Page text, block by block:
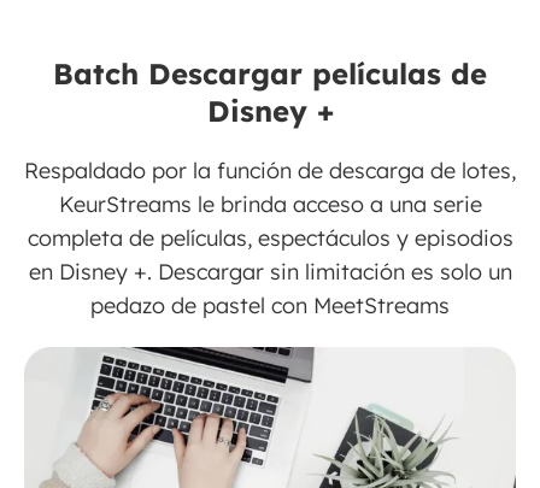
Batch Descargar películas de
Disney +
Respaldado por la función de descarga de lotes,
KeurStreams le brinda acceso a una serie
completa de películas, espectáculos y episodios
en Disney +. Descargar sin limitación es solo un
pedazo de pastel con MeetStreams